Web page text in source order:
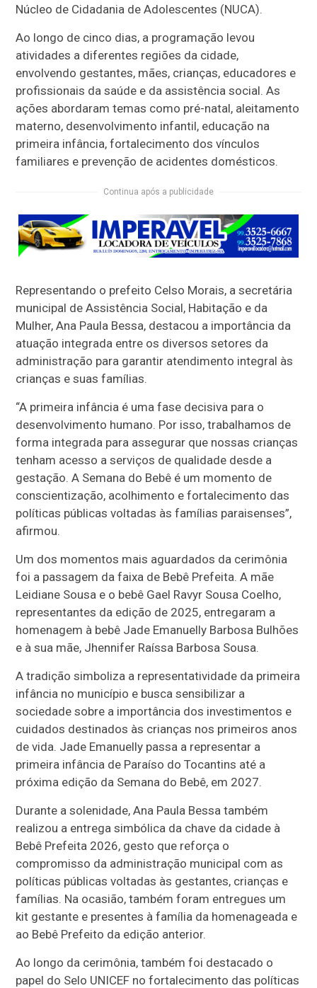
Núcleo de Cidadania de Adolescentes (NUCA).
Ao longo de cinco dias, a programação levou
atividades a diferentes regiões da cidade,
envolvendo gestantes, mães, crianças, educadores e
profissionais da saúde e da assistência social. As
ações abordaram temas como pré-natal, aleitamento
materno, desenvolvimento infantil, educação na
primeira infância, fortalecimento dos vínculos
familiares e prevenção de acidentes domésticos.
Continua após a publicidade
Representando o prefeito Celso Morais, a secretária
municipal de Assistência Social, Habitação e da
Mulher, Ana Paula Bessa, destacou a importância da
atuação integrada entre os diversos setores da
administração para garantir atendimento integral às
crianças e suas famílias.
“A primeira infância é uma fase decisiva para o
desenvolvimento humano. Por isso, trabalhamos de
forma integrada para assegurar que nossas crianças
tenham acesso a serviços de qualidade desde a
gestação. A Semana do Bebê é um momento de
conscientização, acolhimento e fortalecimento das
políticas públicas voltadas às famílias paraisenses”,
afirmou.
Um dos momentos mais aguardados da cerimônia
foi a passagem da faixa de Bebê Prefeita. A mãe
Leidiane Sousa e o bebê Gael Ravyr Sousa Coelho,
representantes da edição de 2025, entregaram a
homenagem à bebê Jade Emanuelly Barbosa Bulhões
e à sua mãe, Jhennifer Raíssa Barbosa Sousa.
A tradição simboliza a representatividade da primeira
infância no município e busca sensibilizar a
sociedade sobre a importância dos investimentos e
cuidados destinados às crianças nos primeiros anos
de vida. Jade Emanuelly passa a representar a
primeira infância de Paraíso do Tocantins até a
próxima edição da Semana do Bebê, em 2027.
Durante a solenidade, Ana Paula Bessa também
realizou a entrega simbólica da chave da cidade à
Bebê Prefeita 2026, gesto que reforça o
compromisso da administração municipal com as
políticas públicas voltadas às gestantes, crianças e
famílias. Na ocasião, também foram entregues um
kit gestante e presentes à família da homenageada e
ao Bebê Prefeito da edição anterior.
Ao longo da cerimônia, também foi destacado o
papel do Selo UNICEF no fortalecimento das políticas